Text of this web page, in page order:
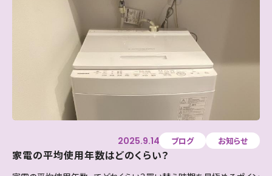
家電の平均使用年数はどのくらい？
2025.9.14 ブログ お知らせ